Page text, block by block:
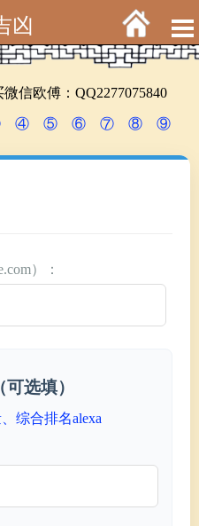
凶
信欧傅：QQ2277075840
④ ⑤ ⑥ ⑦ ⑧ ⑨
）：
选填）
综合排名alexa